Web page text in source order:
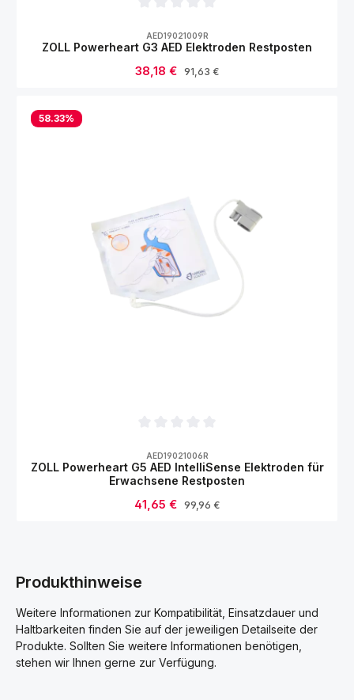
AED19021009R
ZOLL Powerheart G3 AED Elektroden Restposten
Verkaufspreis:
38,18 € Regulärer Preis:
91,63 €
58.33%
AED19021006R
ZOLL Powerheart G5 AED IntelliSense Elektroden für
Erwachsene Restposten
Verkaufspreis:
41,65 € Regulärer Preis:
99,96 €
Produkthinweise
Weitere Informationen zur Kompatibilität, Einsatzdauer und
Haltbarkeiten finden Sie auf der jeweiligen Detailseite der
Produkte. Sollten Sie weitere Informationen benötigen,
stehen wir Ihnen gerne zur Verfügung.